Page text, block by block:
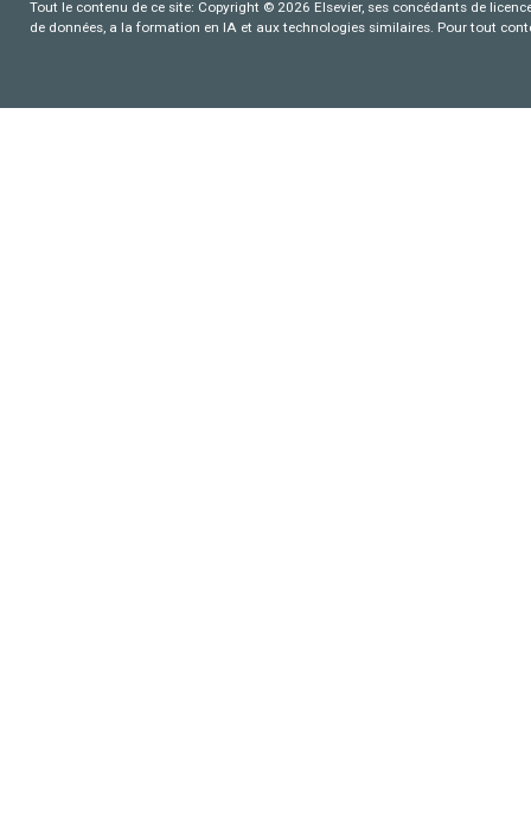
Tout le contenu de ce site: Copyright © 2026 Elsevier, ses concédants de
de données, a la formation en IA et aux technologies similaires. Pour tout